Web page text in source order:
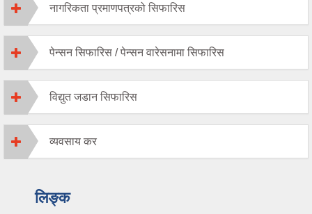
नागरिकता प्रमाणपत्रको सिफारिस
पेन्सन सिफारिस / पेन्सन वारेसनामा सिफारिस
विद्युत जडान सिफारिस
व्यवसाय कर
लिङ्क